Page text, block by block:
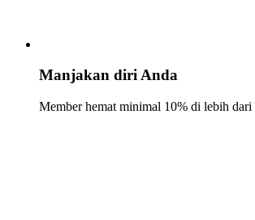
Manjakan diri Anda
Member hemat minimal 10% di lebih